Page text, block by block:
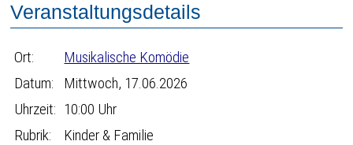
Veranstaltungsdetails
Ort:
Musikalische Komödie
Datum:
Mittwoch, 17.06.2026
Uhrzeit: 10:00 Uhr
Rubrik:
Kinder & Familie